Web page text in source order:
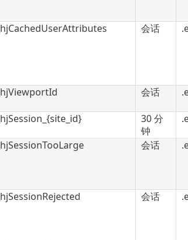
_hjCachedUserAttributes
会话
_hjViewportId
会话
_hjSession_{site_id}
30 分
钟
_hjSessionTooLarge
会话
_hjSessionRejected
会话